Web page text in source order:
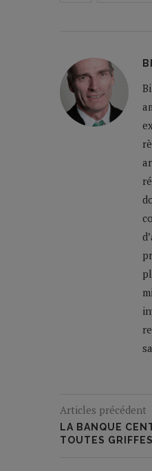
Articles précédent
LA BANQUE
TOUTES